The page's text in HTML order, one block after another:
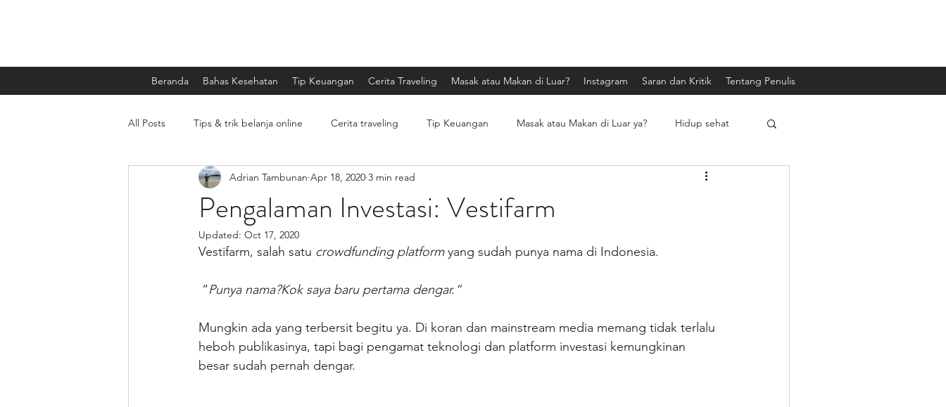
Beranda Bahas Kesehatan Tip Keuangan Cerita Traveling Masak atau Makan di Luar? Instagram Saran dan Kritik Tentang Penulis
All Posts Tips & trik belanja online Cerita traveling Tip Keuangan Masak atau Makan di Luar ya? Hidup sehat
Kesehatan Mental Artikel bersponsor Lika-liku seorang dokter
Pengalaman Investasi: Vestifarm
Adrian Tambunan Apr 18, 2020 3 min read
Updated: Oct 17, 2020
Vestifarm, salah satu crowdfunding platform yang sudah punya nama di Indonesia.
“Punya nama?Kok saya baru pertama dengar.”
Mungkin ada yang terbersit begitu ya. Di koran dan mainstream media memang tidak terlalu
heboh publikasinya, tapi bagi pengamat teknologi dan platform investasi kemungkinan
besar sudah pernah dengar.